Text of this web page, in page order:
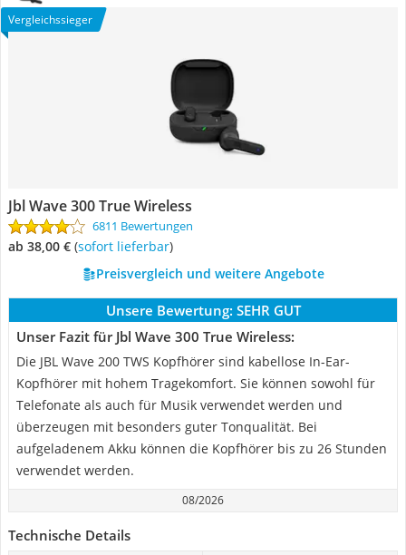
Vergleichssieger
Jbl Wave 300 True Wireless
6811 Bewertungen
ab 38,00 € ( Sofort lieferbar)
Preisvergleich und weitere Angebote
Unsere Bewertung: SEHR GUT
Unser Fazit für Jbl Wave 300 True Wireless:
Die JBL Wave 200 TWS Kopfhörer sind kabellose In-Ear-
Kopfhörer mit hohem Tragekomfort. Sie können sowohl für
Telefonate als auch für Musik verwendet werden und
überzeugen mit besonders guter Tonqualität. Bei
aufgeladenem Akku können die Kopfhörer bis zu 26 Stunden
verwendet werden.
08/2026
Technische Details